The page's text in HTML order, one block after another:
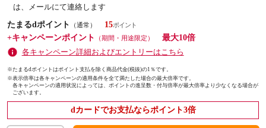
は、メールにて連絡します
たまるdポイント
（通常）
15
+キャンペーンポイント
（期間・用途限定）
最大10倍
各キャンペーン詳細およびエントリーはこちら
※たまるdポイントはポイント支払を除く商品代金(税抜)の1％です。
※表示倍率は各キャンペーンの適用条件を全て満たした場合の最大倍率です。
各キャンペーンの適用状況によっては、ポイントの進呈数・付与倍率が最大倍率より少なくなる場合が
ございます。
dカードでお支払ならポイント3倍